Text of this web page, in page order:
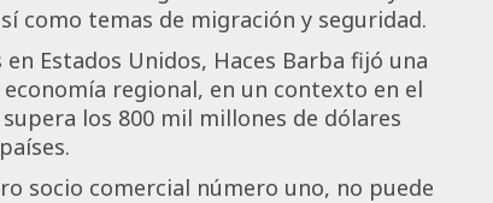
como temas de migración y seguridad.
Estados Unidos, Haces Barba fijó una
regional, en un contexto en el
los 800 mil millones de dólares
socio comercial número uno, no puede